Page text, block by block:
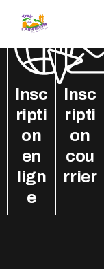
Insc
ripti
on
en
lign
e
Insc
ripti
on
cou
rrier